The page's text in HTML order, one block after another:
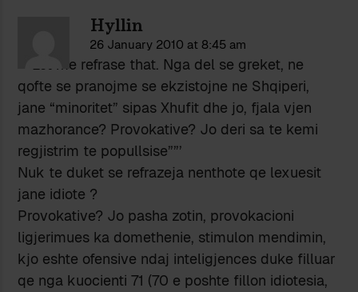
Hyllin
26 January 2010 at 8:45 am
””’Let me refrase that. Nga del se greket, ne
qofte se pranojme se ekzistojne ne Shqiperi,
jane “minoritet” sipas Xhufit dhe jo, fjala vjen
mazhorance? Provokative? Jo deri sa te kemi
regjistrim te popullsise””’
Nuk te duket se refrazeja nenthote qe lexuesit
jane idiote ?
Provokative? Jo pasha zotin, provokacioni
ligjerimues ka domethenie, stimulon mendimin,
kjo eshte ofensive ndaj inteligjences duke filluar
qe nga kuocienti 71 (70 e poshte fillon idiotesia,